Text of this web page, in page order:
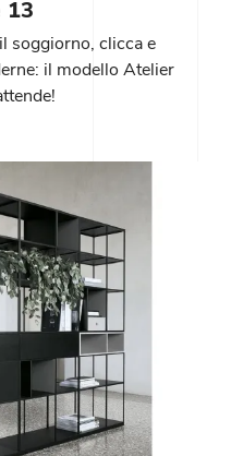
13
soggiorno, clicca e
il modello Atelier